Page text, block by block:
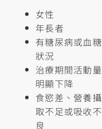
女性
年長者
有糖尿病或血糖
狀況
治療期間活動量
明顯下降
食慾差、營養攝
取不足或吸收不
良